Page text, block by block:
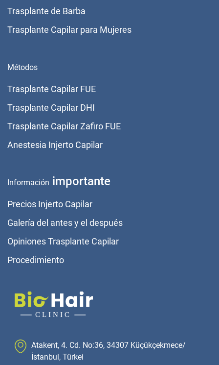
Trasplante de Barba
Trasplante Capilar para Mujeres
Métodos
Trasplante Capilar FUE
Trasplante Capilar DHI
Trasplante Capilar Zafiro FUE
Anestesia Injerto Capilar
Información importante
Precios Injerto Capilar
Galería del antes y el después
Opiniones Trasplante Capilar
Procedimiento
Atakent, 4. Cd. No:36, 34307 Küçükçekmece/
İstanbul, Türkei